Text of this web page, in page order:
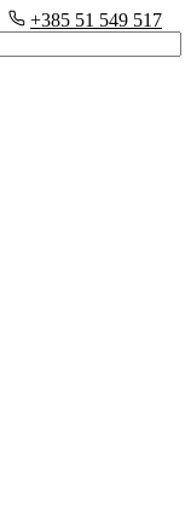
+385 51 549 517